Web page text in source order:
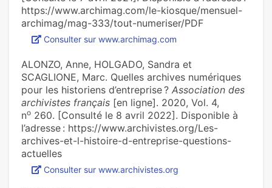
https://www.archimag.com/le-kiosque/mensuel-
archimag/mag-333/tout-numeriser/PDF
Consulter sur www.archimag.com
ALONZO, Anne, HOLGADO, Sandra et
SCAGLIONE, Marc. Quelles archi­ves numé­ri­ques
pour les his­to­riens d’entre­prise ? Association des
archivistes français [en ligne]. 2020, Vol. 4,
no 260. [Consulté le 8 avril 2022]. Disponible à
l’adresse : https://www.archivistes.org/Les-
archives-et-l-histoire-d-entreprise-questions-
actuelles
Consulter sur www.archivistes.org